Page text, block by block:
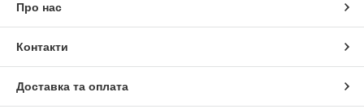
Про нас
Контакти
Доставка та оплата